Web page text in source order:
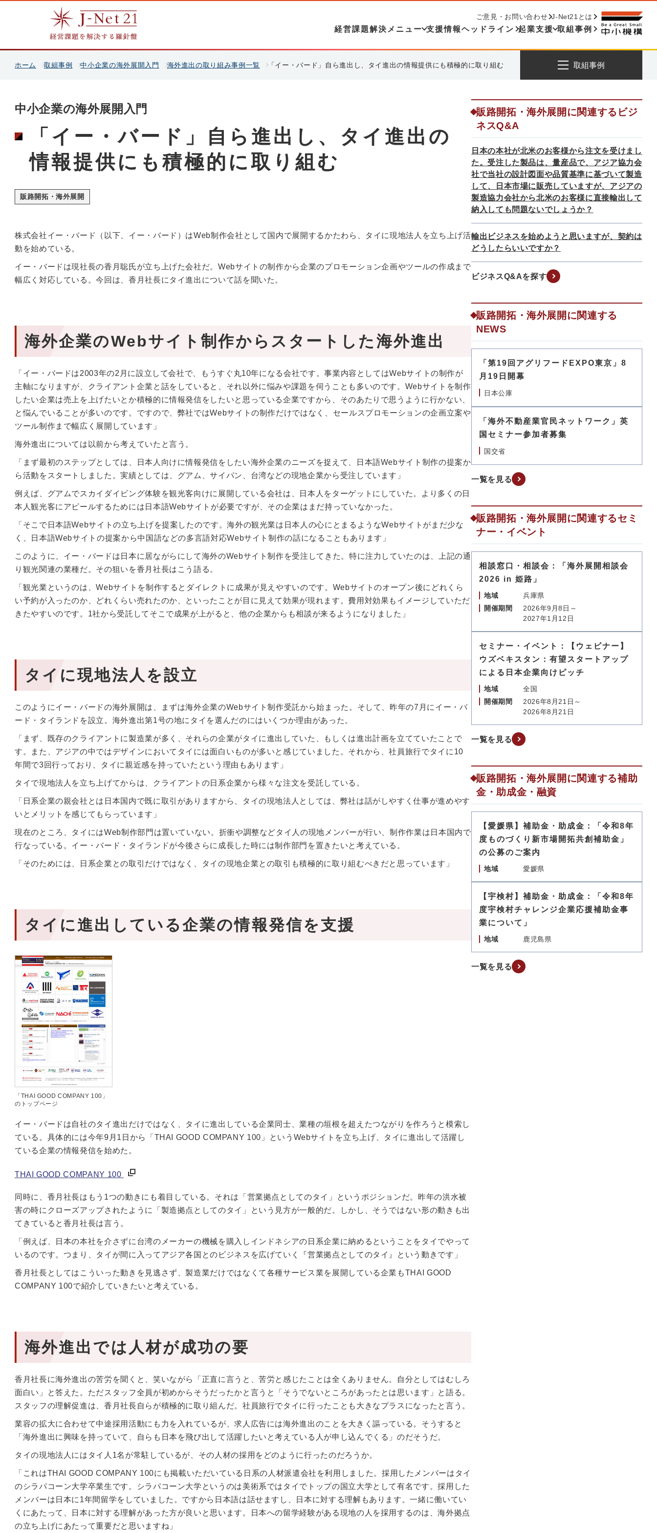
経営課題解決メニュー 支援情報ヘッドライン 起業支援 取組事例
ご意見・お問い合わせ J-Net21とは
ホーム 取組事例 中小企業の海外展開入門 海外進出の取り組み事例一覧 「イー・バード」自ら進出し、タイ進出の情報提供にも積極的に取り組む 取組事例
中小企業の海外展開入門
「イー・バード」自ら進出し、タイ進出の
情報提供にも積極的に取り組む
販路開拓・海外展開
株式会社イー・バード（以下、イー・バード）はWeb制作会社として国内で展開するかたわら、タイに現地法人を立ち上げ活
動を始めている。
イー・バードは現社長の香月聡氏が立ち上げた会社だ。Webサイトの制作から企業のプロモーション企画やツールの作成まで
幅広く対応している。今回は、香月社長にタイ進出について話を聞いた。
海外企業のWebサイト制作からスタートした海外進出
「イー・バードは2003年の2月に設立して会社で、もうすぐ丸10年になる会社です。事業内容としてはWebサイトの制作が
主軸になりますが、クライアント企業と話をしていると、それ以外に悩みや課題を伺うことも多いのです。Webサイトを制作
したい企業は売上を上げたいとか積極的に情報発信をしたいと思っている企業ですから、そのあたりで思うように行かない、
と悩んでいることが多いのです。ですので、弊社ではWebサイトの制作だけではなく、セールスプロモーションの企画立案や
ツール制作まで幅広く展開しています」
海外進出については以前から考えていたと言う。
「まず最初のステップとしては、日本人向けに情報発信をしたい海外企業のニーズを捉えて、日本語Webサイト制作の提案か
ら活動をスタートしました。実績としては、グアム、サイパン、台湾などの現地企業から受注しています」
例えば、グアムでスカイダイビング体験を観光客向けに展開している会社は、日本人をターゲットにしていた。より多くの日
本人観光客にアピールするためには日本語Webサイトが必要ですが、その企業はまだ持っていなかった。
「そこで日本語Webサイトの立ち上げを提案したのです。海外の観光業は日本人の心にとまるようなWebサイトがまだ少な
く、日本語Webサイトの提案から中国語などの多言語対応Webサイト制作の話になることもあります」
このように、イー・バードは日本に居ながらにして海外のWebサイト制作を受注してきた。特に注力していたのは、上記の通
り観光関連の業種だ。その狙いを香月社長はこう語る。
「観光業というのは、Webサイトを制作するとダイレクトに成果が見えやすいのです。Webサイトのオープン後にどれくら
い予約が入ったのか、どれくらい売れたのか、といったことが目に見えて効果が現れます。費用対効果もイメージしていただ
きたやすいのです。1社から受託してそこで成果が上がると、他の企業からも相談が来るようになりました」
タイに現地法人を設立
このようにイー・バードの海外展開は、まずは海外企業のWebサイト制作受託から始まった。そして、昨年の7月にイー・バ
ード・タイランドを設立。海外進出第1号の地にタイを選んだのにはいくつか理由があった。
「まず、既存のクライアントに製造業が多く、それらの企業がタイに進出していた、もしくは進出計画を立てていたことで
す。また、アジアの中ではデザインにおいてタイには面白いものが多いと感じていました。それから、社員旅行でタイに10
年間で3回行っており、タイに親近感を持っていたという理由もあります」
タイで現地法人を立ち上げてからは、クライアントの日系企業から様々な注文を受託している。
「日系企業の親会社とは日本国内で既に取引がありますから、タイの現地法人としては、弊社は話がしやすく仕事が進めやす
いとメリットを感じてもらっています」
現在のところ、タイにはWeb制作部門は置いていない。折衝や調整などタイ人の現地メンバーが行い、制作作業は日本国内で
行なっている。イー・バード・タイランドが今後さらに成長した時には制作部門を置きたいと考えている。
「そのためには、日系企業との取引だけではなく、タイの現地企業との取引も積極的に取り組むべきだと思っています」
タイに進出している企業の情報発信を支援
「THAI GOOD COMPANY 100」
のトップページ
イー・バードは自社のタイ進出だけではなく、タイに進出している企業同士、業種の垣根を超えたつながりを作ろうと模索し
ている。具体的には今年9月1日から「THAI GOOD COMPANY 100」というWebサイトを立ち上げ、タイに進出して活躍し
ている企業の情報発信を始めた。
THAI GOOD COMPANY 100
同時に、香月社長はもう1つの動きにも着目している。それは「営業拠点としてのタイ」というポジションだ。昨年の洪水被
害の時にクローズアップされたように「製造拠点としてのタイ」という見方が一般的だ。しかし、そうではない形の動きも出
てきていると香月社長は言う。
「例えば、日本の本社を介さずに台湾のメーカーの機械を購入しインドネシアの日系企業に納めるということをタイでやって
いるのです。つまり、タイが間に入ってアジア各国とのビジネスを広げていく『営業拠点としてのタイ』という動きです」
香月社長としてはこういった動きを見逃さず、製造業だけではなくて各種サービス業を展開している企業もTHAI GOOD
COMPANY 100で紹介していきたいと考えている。
海外進出では人材が成功の要
香月社長に海外進出の苦労を聞くと、笑いながら「正直に言うと、苦労と感じたことは全くありません。自分としてはむしろ
面白い」と答えた。ただスタッフ全員が初めからそうだったかと言うと「そうでないところがあったとは思います」と語る。
スタッフの理解促進は、香月社長自らが積極的に取り組んだ。社員旅行でタイに行ったことも大きなプラスになったと言う。
業容の拡大に合わせて中途採用活動にも力を入れているが、求人広告には海外進出のことを大きく謳っている。そうすると
「海外進出に興味を持っていて、自らも日本を飛び出して活躍したいと考えている人が申し込んでくる」のだそうだ。
タイの現地法人にはタイ人1名が常駐しているが、その人材の採用をどのように行ったのだろうか。
「これはTHAI GOOD COMPANY 100にも掲載いただいている日系の人材派遣会社を利用しました。採用したメンバーはタイ
のシラパコーン大学卒業生です。シラパコーン大学というのは美術系ではタイでトップの国立大学として有名です。採用した
メンバーは日本に1年間留学をしていました。ですから日本語は話せますし、日本に対する理解もあります。一緒に働いてい
くにあたって、日本に対する理解があった方が良いと思います。日本への留学経験がある現地の人を採用するのは、海外拠点
の立ち上げにあたって重要だと思いますね」
販路開拓・海外展開に関連するビジ
ネスQ&A
日本の本社が北米のお客様から注文を受けまし
た。受注した製品は、量産品で、アジア協力会
社で当社の設計図面や品質基準に基づいて製造
して、日本市場に販売していますが、アジアの
製造協力会社から北米のお客様に直接輸出して
納入しても問題ないでしょうか？
輸出ビジネスを始めようと思いますが、契約は
どうしたらいいですか？
ビジネスQ&Aを探す
販路開拓・海外展開に関連する
NEWS
「第19回アグリフードEXPO東京」8
月19日開幕
日本公庫
「海外不動産業官民ネットワーク」英
国セミナー参加者募集
国交省
一覧を見る
販路開拓・海外展開に関連するセミ
ナー・イベント
相談窓口・相談会：「海外展開相談会
2026 in 姫路」
地域
兵庫県
開催期間
2026年9月8日～
2027年1月12日
セミナー・イベント：【ウェビナー】
ウズベキスタン：有望スタートアップ
による日本企業向けピッチ
地域
全国
開催期間
2026年8月21日～
2026年8月21日
一覧を見る
販路開拓・海外展開に関連する補助
金・助成金・融資
【愛媛県】補助金・助成金：「令和8年
度ものづくり新市場開拓共創補助金」
の公募のご案内
地域 愛媛県
【宇検村】補助金・助成金：「令和8年
度宇検村チャレンジ企業応援補助金事
業について」
地域 鹿児島県
一覧を見る